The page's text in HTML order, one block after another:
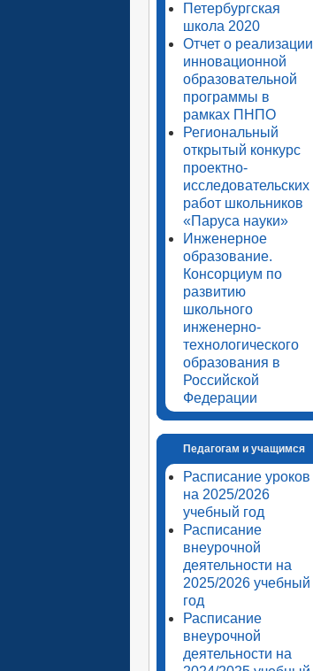
Петербургская
школа 2020
Отчет о реализации
инновационной
образовательной
программы в
рамках ПНПО
Региональный
открытый конкурс
проектно-
исследовательских
работ школьников
«Паруса науки»
Инженерное
образование.
Консорциум по
развитию
школьного
инженерно-
технологического
образования в
Российской
Федерации
Педагогам и учащимся
Расписание уроков
на 2025/2026
учебный год
Расписание
внеурочной
деятельности на
2025/2026 учебный
год
Расписание
внеурочной
деятельности на